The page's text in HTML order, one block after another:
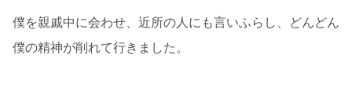
僕を親戚中に会わせ、近所の人にも言いふらし、どんどん
僕の精神が削れて行きました。